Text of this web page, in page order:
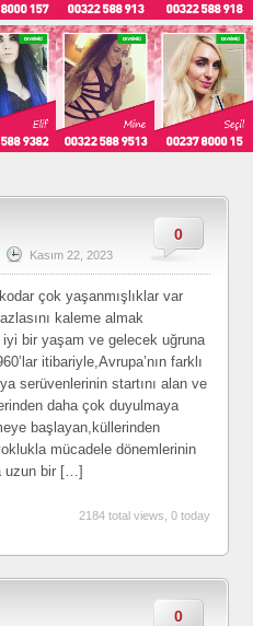
0
Kasım 22, 2023
çok yaşanmışlıklar var
kaleme almak
bir yaşam ve gelecek uğruna
itibariyle,Avrupa’nın farklı
serüvenlerinin startını alan ve
daha çok duyulmaya
başlayan,küllerinden
mücadele dönemlerinin
uzun bir […]
2184 total views, 0 today
0